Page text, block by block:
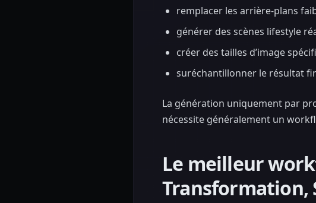
remplacer les arrière-plans
générer des scènes lifestyle
créer des tailles d’image
suréchantillonner le résultat
La génération uniquement par
nécessite généralement un
Le meilleur
Transformation,